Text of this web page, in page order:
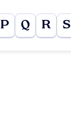
P Q R S